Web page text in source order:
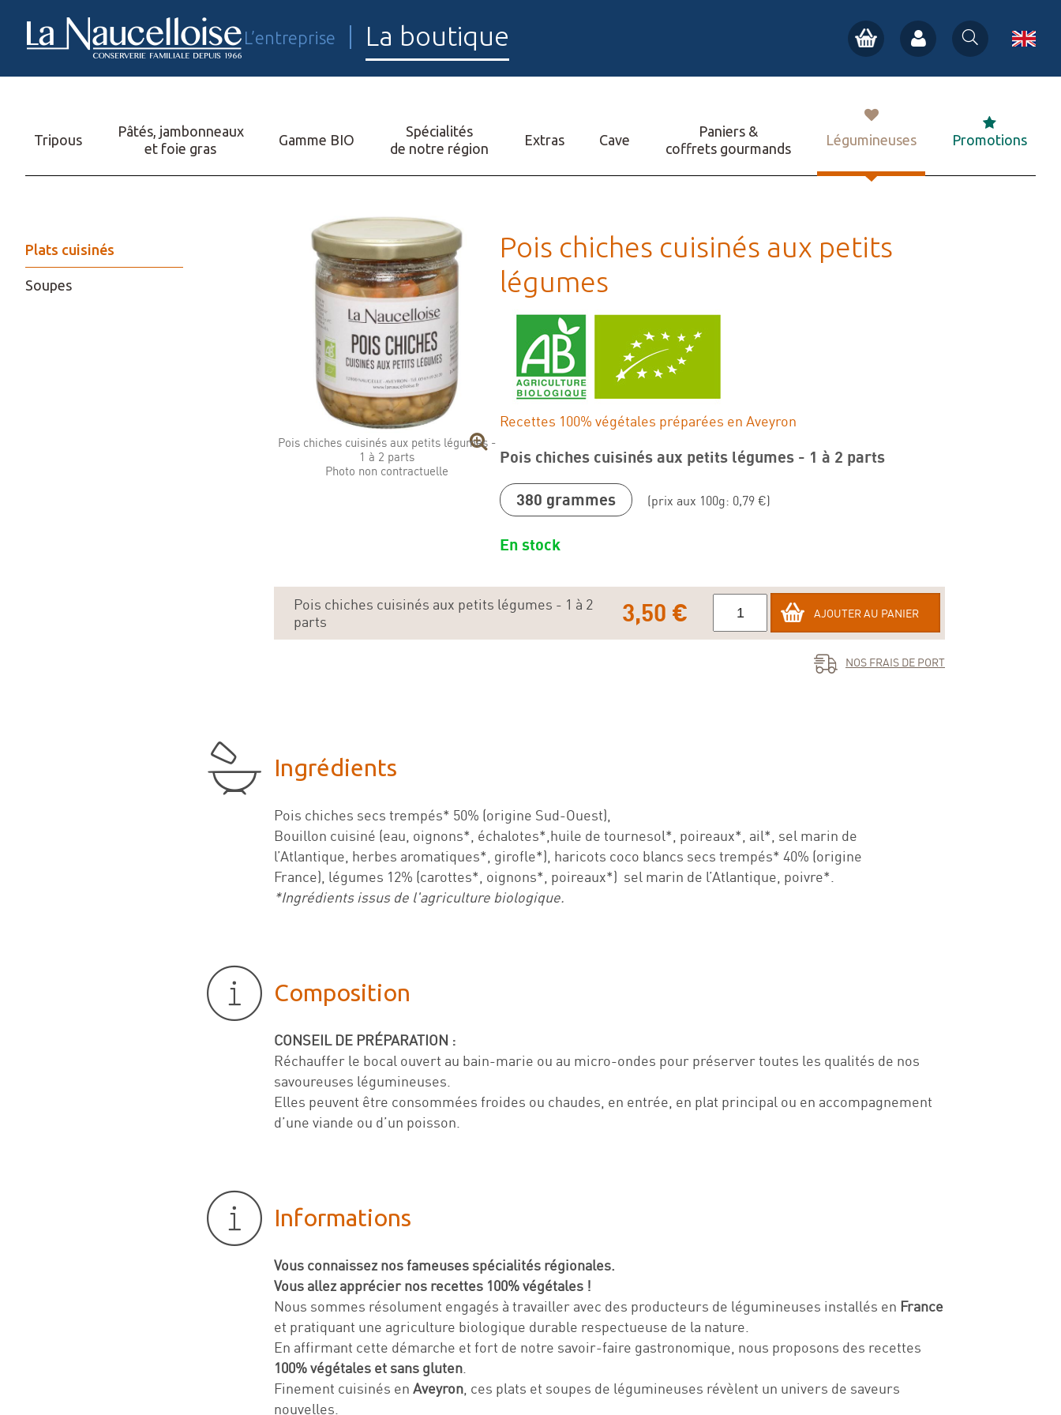
L’entreprise La boutique
EN
Tripous
Pâtés, jambonneaux
et foie gras
Gamme BIO
Spécialités
de notre région
Extras Cave
Paniers &
coffrets gourmands
Légumineuses
Plats cuisinés
Soupes
Promotions
Pois chiches cuisinés aux petits
légumes
Recettes 100% végétales préparées en Aveyron
Pois chiches cuisinés aux petits légumes - 1 à 2 parts
380 grammes (prix aux 100g: 0,79 €)
En stock
Pois chiches cuisinés aux petits légumes -
1 à 2 parts
Photo non contractuelle
Pois chiches cuisinés aux petits légumes - 1 à 2
parts
3,50 € AJOUTER AU PANIER
NOS FRAIS DE PORT
Ingrédients
Pois chiches secs trempés* 50% (origine Sud-Ouest),
Bouillon cuisiné (eau, oignons*, échalotes*,huile de tournesol*, poireaux*, ail*, sel marin de
l’Atlantique, herbes aromatiques*, girofle*), haricots coco blancs secs trempés* 40% (origine
France), légumes 12% (carottes*, oignons*, poireaux*) sel marin de l’Atlantique, poivre*.
*Ingrédients issus de l'agriculture biologique.
Composition
CONSEIL DE PRÉPARATION :
Réchauffer le bocal ouvert au bain-marie ou au micro-ondes pour préserver toutes les qualités de nos
savoureuses légumineuses.
Elles peuvent être consommées froides ou chaudes, en entrée, en plat principal ou en accompagnement
d’une viande ou d’un poisson.
Informations
Vous connaissez nos fameuses spécialités régionales.
Vous allez apprécier nos recettes 100% végétales !
Nous sommes résolument engagés à travailler avec des producteurs de légumineuses installés en France
et pratiquant une agriculture biologique durable respectueuse de la nature.
En affirmant cette démarche et fort de notre savoir-faire gastronomique, nous proposons des recettes
100% végétales et sans gluten
Finement cuisinés en Aveyron , ces plats et soupes de légumineuses révèlent un univers de saveurs
nouvelles.